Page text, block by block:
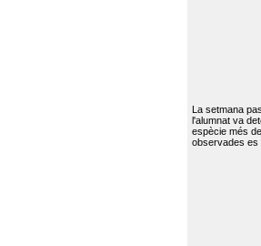
La setmana
l'alumnat va
espècie més
observades es